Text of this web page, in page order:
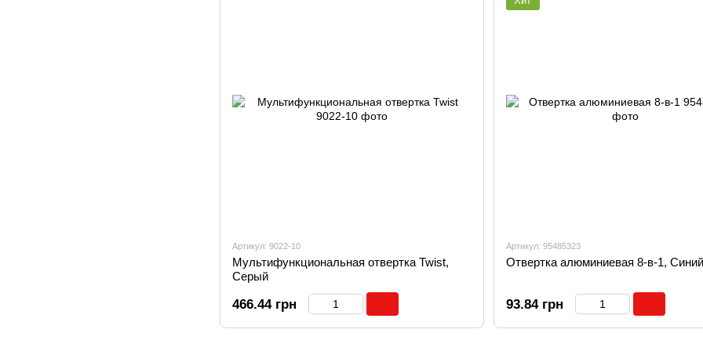
Артикул: 9022-10
Мультифункциональная отвертка Twist,
Серый
466.44 грн
Артикул: 95485323
Отвертка алюминиевая 8-в-1, Синий
93.84 грн